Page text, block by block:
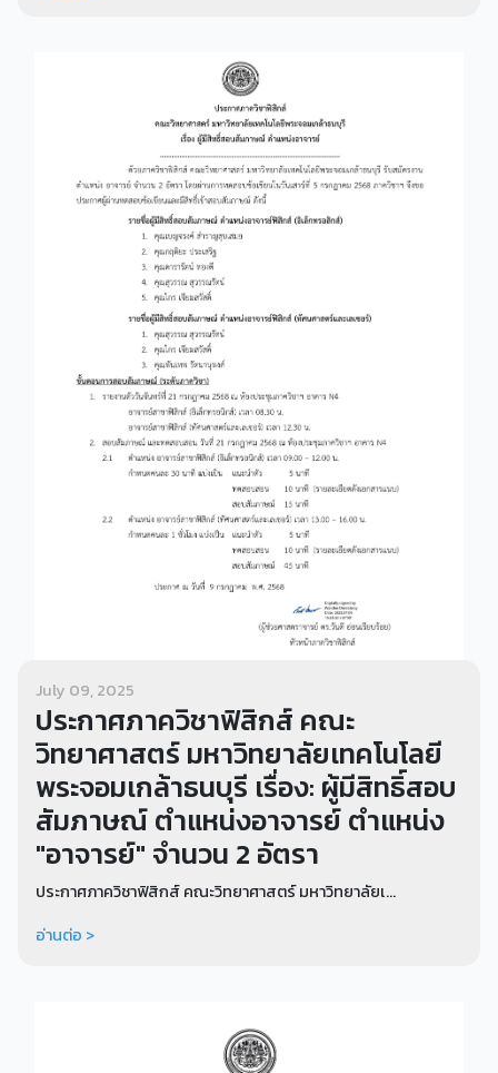
July 09, 2025
ประกาศภาควิชาฟิสิกส์ คณะ
วิทยาศาสตร์ มหาวิทยาลัยเทคโนโลยี
พระจอมเกล้าธนบุรี เรื่อง: ผู้มีสิทธิ์สอบ
สัมภาษณ์ ตำแหน่งอาจารย์ ตำแหน่ง
"อาจารย์" จำนวน 2 อัตรา
ประกาศภาควิชาฟิสิกส์ คณะวิทยาศาสตร์ มหาวิทยาลัยเ...
อ่านต่อ >